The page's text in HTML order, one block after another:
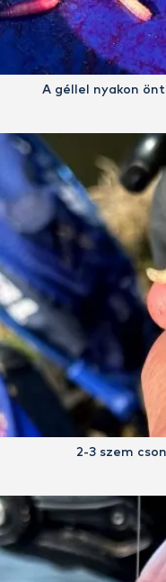
A géllel nyakon
2-3 szem